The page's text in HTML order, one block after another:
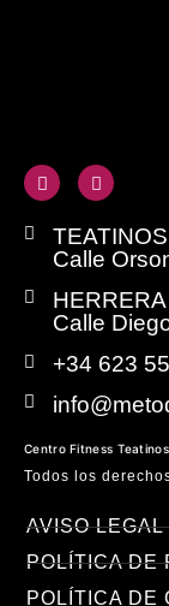
TEATINOS
Calle
Calle
+34 623
Centro Fitness Teatinos
Todos los
AVISO LEGAL
POLÍTICA DE
POLÍTICA DE